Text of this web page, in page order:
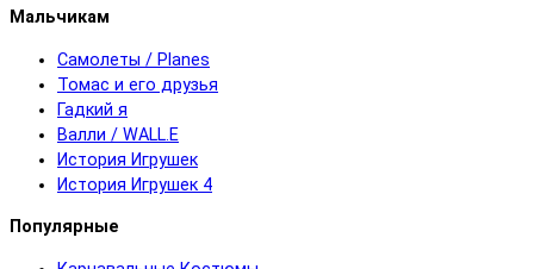
Мальчикам
Самолеты / Planes
Томас и его друзья
Гадкий я
Валли / WALL.E
История Игрушек
История Игрушек 4
Популярные